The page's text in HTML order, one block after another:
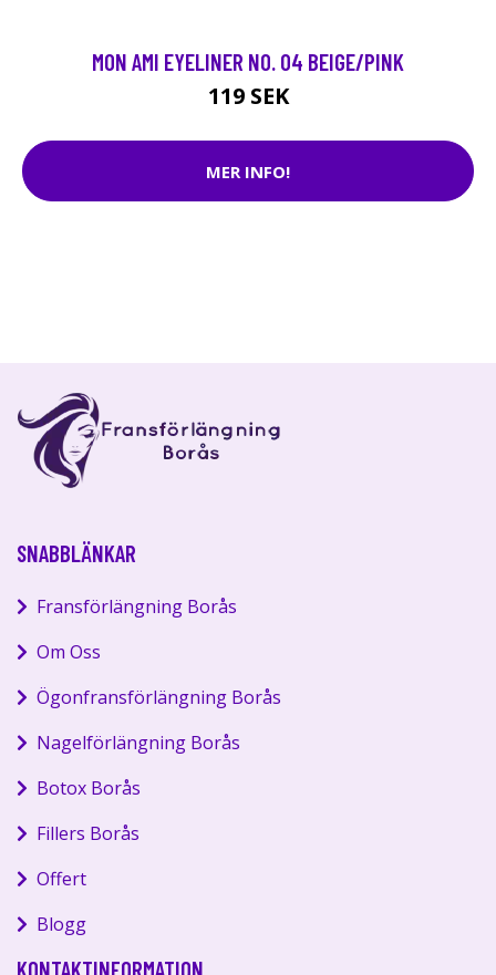
MON AMI EYELINER NO. 04 BEIGE/PINK
119 SEK
MER INFO!
SNABBLÄNKAR
Fransförlängning Borås
Om Oss
Ögonfransförlängning Borås
Nagelförlängning Borås
Botox Borås
Fillers Borås
Offert
Blogg
KONTAKTINFORMATION